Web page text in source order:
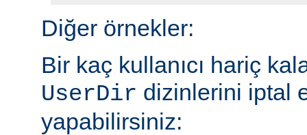
Diğer örnekler:
Bir kaç kullanıcı hariç
UserDir dizinlerini iptal
yapabilirsiniz: